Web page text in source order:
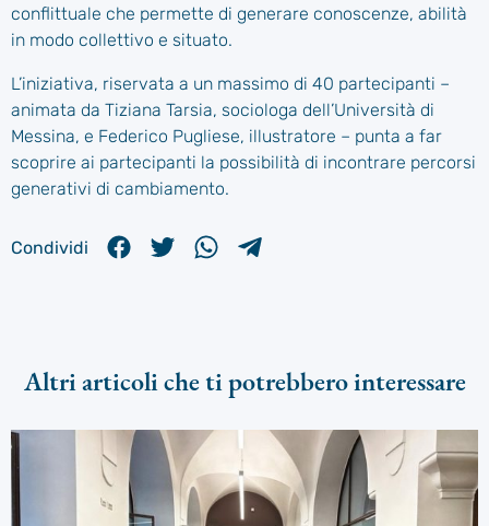
conflittuale che permette di generare conoscenze, abilità
in modo collettivo e situato.
L’iniziativa, riservata a un massimo di 40 partecipanti –
animata da Tiziana Tarsia, sociologa dell’Università di
Messina, e Federico Pugliese, illustratore – punta a far
scoprire ai partecipanti la possibilità di incontrare percorsi
generativi di cambiamento.
Condividi
Altri articoli che ti potrebbero interessare